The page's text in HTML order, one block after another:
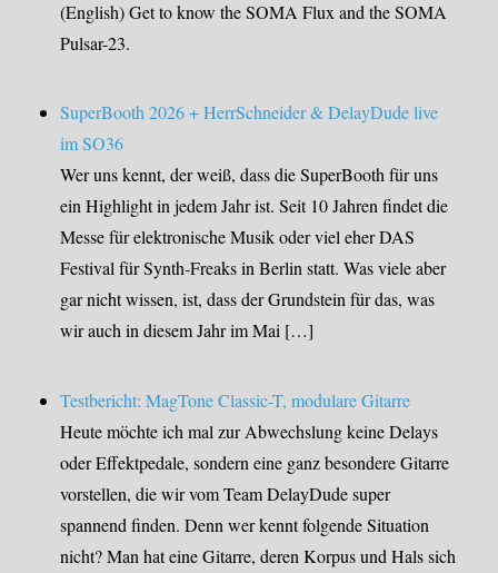
(English) Get to know the SOMA Flux and the SOMA
Pulsar-23.
SuperBooth 2026 + HerrSchneider & DelayDude live
im SO36
Wer uns kennt, der weiß, dass die SuperBooth für uns
ein Highlight in jedem Jahr ist. Seit 10 Jahren findet die
Messe für elektronische Musik oder viel eher DAS
Festival für Synth-Freaks in Berlin statt. Was viele aber
gar nicht wissen, ist, dass der Grundstein für das, was
wir auch in diesem Jahr im Mai […]
Testbericht: MagTone Classic-T, modulare Gitarre
Heute möchte ich mal zur Abwechslung keine Delays
oder Effektpedale, sondern eine ganz besondere Gitarre
vorstellen, die wir vom Team DelayDude super
spannend finden. Denn wer kennt folgende Situation
nicht? Man hat eine Gitarre, deren Korpus und Hals sich